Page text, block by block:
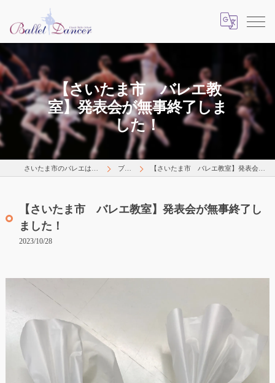
【さいたま市 バレエ教
室】発表会が無事終了しま
した！
ブログ 【さいたま市 バレエ教室】発表会が無事終了しました！
【さいたま市 バレエ教室】発表会が無事終了し
ました！
2023/10/28